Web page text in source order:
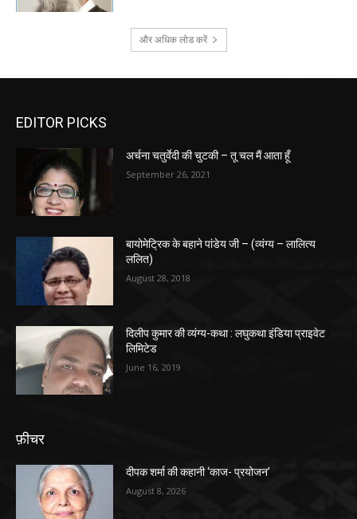
और अधिक लोड करें
EDITOR PICKS
अर्चना चतुर्वेदी की चुटकी – तू चल मैं आता हूँ
September 26, 2021
बायोमेट्रिक के बहाने पांडेय जी – (व्यंग्य – लालित्य
ललित)
August 28, 2018
दिलीप कुमार की व्यंग्य-कथा : लघुकथा इंडिया प्राइवेट
लिमिटेड
June 16, 2019
फ़ीचर
दीपक शर्मा की कहानी ‘काज- प्रयोजन’
August 8, 2026